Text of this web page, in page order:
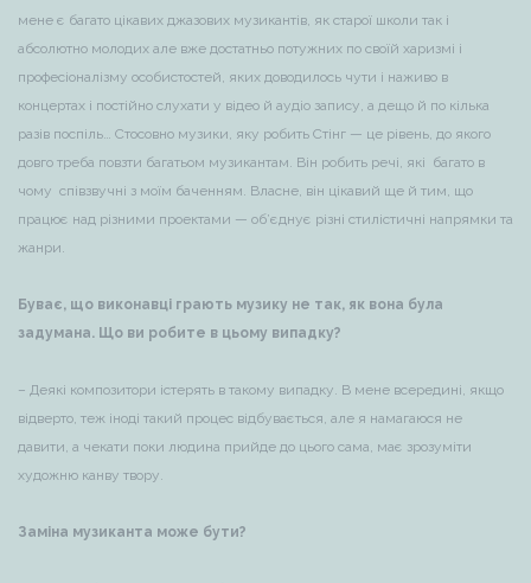
мене є багато цікавих джазових музикантів, як старої школи так і
абсолютно молодих але вже достатньо потужних по своїй харизмі і
професіоналізму особистостей, яких доводилось чути і наживо в
концертах і постійно слухати у відео й аудіо запису, а дещо й по кілька
разів поспіль… Стосовно музики, яку робить Стінг — це рівень, до якого
довго треба повзти багатьом музикантам. Він робить речі, які багато в
чому співзвучні з моїм баченням. Власне, він цікавий ще й тим, що
працює над різними проектами — об’єднує різні стилістичні напрямки та
жанри.
Буває, що виконавці грають музику не так, як вона була
задумана. Що ви робите в цьому випадку?
– Деякі композитори істерять в такому випадку. В мене всередині, якщо
відверто, теж іноді такий процес відбувається, але я намагаюся не
давити, а чекати поки людина прийде до цього сама, має зрозуміти
художню канву твору.
Заміна музиканта може бути?